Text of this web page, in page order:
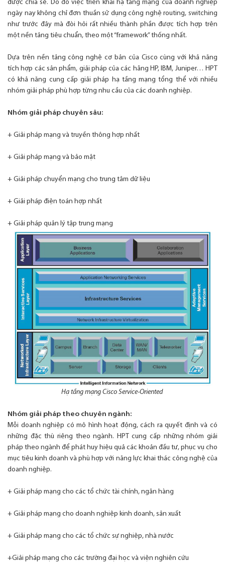
được chia sẻ. Do đó việc triển khai hạ tầng mạng của doanh nghiệp
ngày nay không chỉ đơn thuần sử dụng công nghệ routing, switching
như trước đây mà đòi hỏi rất nhiều thành phần được tích hợp trên
một nền tảng tiêu chuẩn, theo một “framework” thống nhất.
Dựa trên nền tảng công nghệ cơ bản của Cisco cùng với khả năng
tích hợp các sản phẩm, giải pháp của các hãng HP, IBM, Juniper… HPT
có khả năng cung cấp giải pháp hạ tầng mạng tổng thể với nhiều
nhóm giải pháp phù hợp từng nhu cầu của các doanh nghiệp.
Nhóm giải pháp chuyên sâu:
+ Giải pháp mạng và truyền thông hợp nhất
+ Giải pháp mạng và bảo mật
+ Giải pháp chuyển mạng cho trung tâm dữ liệu
+ Giải pháp điện toán hợp nhất
+ Giải pháp quản lý tập trung mạng
Hạ tầng mạng Cisco Service-Oriented
Nhóm giải pháp theo chuyên ngành:
Mỗi doanh nghiệp có mô hình hoạt động, cách ra quyết định và có
những đặc thù riêng theo ngành. HPT cung cấp những nhóm giải
pháp theo ngành để phát huy hiệu quả các khoản đầu tư, phục vụ cho
mục tiêu kinh doanh và phù hợp với năng lực khai thác công nghệ của
doanh nghiệp.
+ Giải pháp mạng cho các tổ chức tài chính, ngân hàng
+ Giải pháp mạng cho doanh nghiệp kinh doanh, sản xuất
+ Giải pháp mạng cho các tổ chức sự nghiệp, nhà nước
+Giải pháp mạng cho các trường đại học và viện nghiên cứu